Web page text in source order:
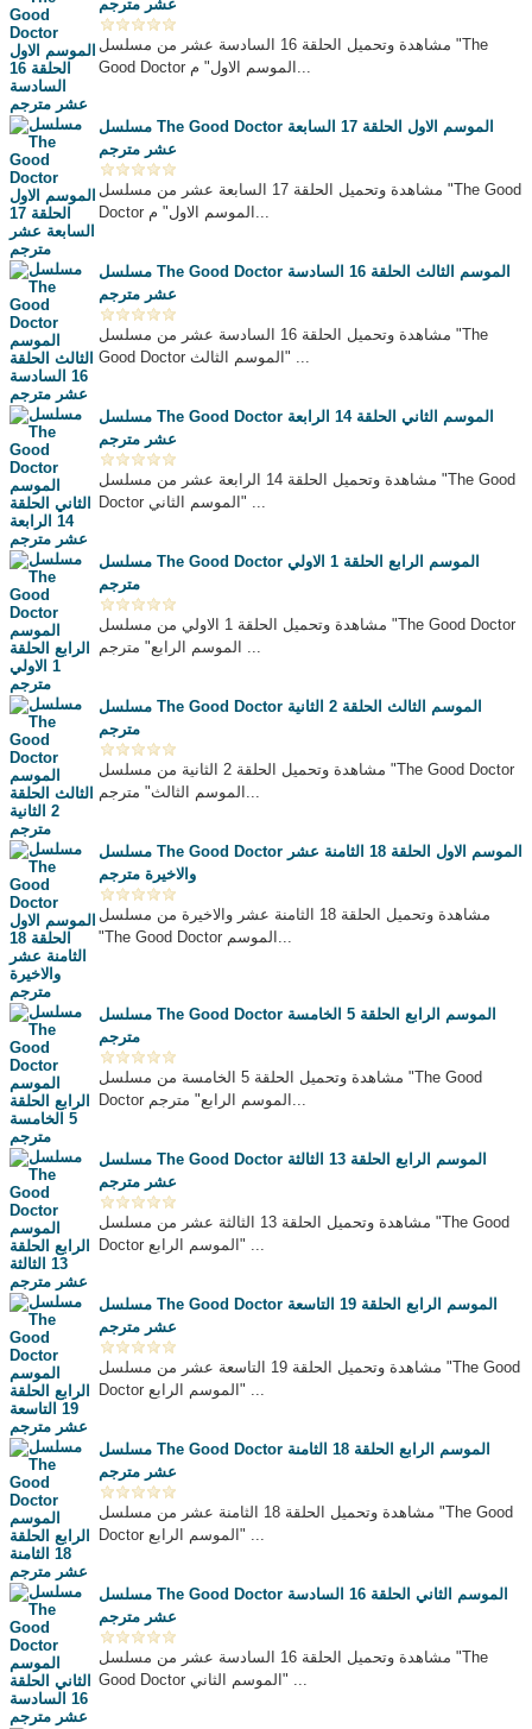
عشر مترجم
مشاهدة وتحميل الحلقة 16 السادسة عشر من مسلسل "The
Good Doctor الموسم الاول" م...
مسلسل The Good Doctor الموسم الاول الحلقة 17 السابعة
عشر مترجم
مشاهدة وتحميل الحلقة 17 السابعة عشر من مسلسل "The Good
Doctor الموسم الاول" م...
مسلسل The Good Doctor الموسم الثالث الحلقة 16 السادسة
عشر مترجم
مشاهدة وتحميل الحلقة 16 السادسة عشر من مسلسل "The
Good Doctor الموسم الثالث" ...
مسلسل The Good Doctor الموسم الثاني الحلقة 14 الرابعة
عشر مترجم
مشاهدة وتحميل الحلقة 14 الرابعة عشر من مسلسل "The Good
Doctor الموسم الثاني" ...
مسلسل The Good Doctor الموسم الرابع الحلقة 1 الاولي
مترجم
مشاهدة وتحميل الحلقة 1 الاولي من مسلسل "The Good Doctor
الموسم الرابع" مترجم ...
مسلسل The Good Doctor الموسم الثالث الحلقة 2 الثانية
مترجم
مشاهدة وتحميل الحلقة 2 الثانية من مسلسل "The Good Doctor
الموسم الثالث" مترجم...
مسلسل The Good Doctor الموسم الاول الحلقة 18 الثامنة عشر
والاخيرة مترجم
مشاهدة وتحميل الحلقة 18 الثامنة عشر والاخيرة من مسلسل
"The Good Doctor الموسم...
مسلسل The Good Doctor الموسم الرابع الحلقة 5 الخامسة
مترجم
مشاهدة وتحميل الحلقة 5 الخامسة من مسلسل "The Good
Doctor الموسم الرابع" مترجم...
مسلسل The Good Doctor الموسم الرابع الحلقة 13 الثالثة
عشر مترجم
مشاهدة وتحميل الحلقة 13 الثالثة عشر من مسلسل "The Good
Doctor الموسم الرابع" ...
مسلسل The Good Doctor الموسم الرابع الحلقة 19 التاسعة
عشر مترجم
مشاهدة وتحميل الحلقة 19 التاسعة عشر من مسلسل "The Good
Doctor الموسم الرابع" ...
مسلسل The Good Doctor الموسم الرابع الحلقة 18 الثامنة
عشر مترجم
مشاهدة وتحميل الحلقة 18 الثامنة عشر من مسلسل "The Good
Doctor الموسم الرابع" ...
مسلسل The Good Doctor الموسم الثاني الحلقة 16 السادسة
عشر مترجم
مشاهدة وتحميل الحلقة 16 السادسة عشر من مسلسل "The
Good Doctor الموسم الثاني" ...